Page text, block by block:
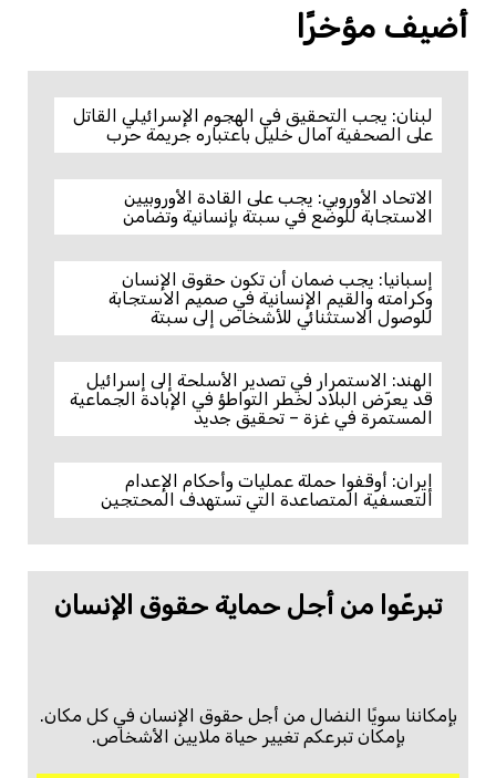
أضيف مؤخرًا
لبنان: يجب التحقيق في الهجوم الإسرائيلي القاتل
على الصحفية آمال خليل باعتباره جريمة حرب
الاتحاد الأوروبي: يجب على القادة الأوروبيين
الاستجابة للوضع في سبتة بإنسانية وتضامن
إسبانيا: يجب ضمان أن تكون حقوق الإنسان
وكرامته والقيم الإنسانية في صميم الاستجابة
للوصول الاستثنائي للأشخاص إلى سبتة
الهند: الاستمرار في تصدير الأسلحة إلى إسرائيل
قد يعرّض البلاد لخطر التواطؤ في الإبادة الجماعية
المستمرة في غزة – تحقيق جديد
إيران: أوقفوا حملة عمليات وأحكام الإعدام
التعسفية المتصاعدة التي تستهدف المحتجين
تبرعّوا من أجل حماية حقوق الإنسان
بإمكاننا سويًا النضال من أجل حقوق الإنسان في كل مكان.
بإمكان تبرعكم تغيير حياة ملايين الأشخاص.